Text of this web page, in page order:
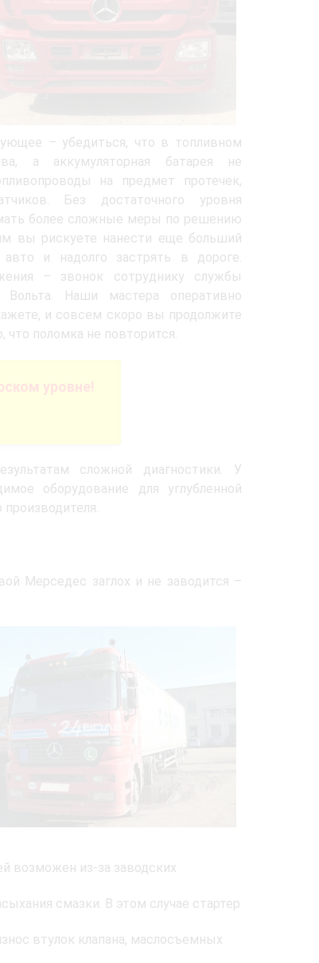
– убедиться, что в топливном
а аккумуляторная батарея не
на предмет протечек,
Без достаточного уровня
более сложные меры по решению
вы рискуете нанести еще больший
и надолго застрять в дороге.
– звонок сотруднику службы
Наши мастера оперативно
и совсем скоро вы продолжите
поломка не повторится.
уровне!
сложной диагностики. У
оборудование для углубленной
Мерседес заглох и не заводится –
возможен из-за заводских
смазки. В этом случае стартер
втулок клапана, маслосъемных